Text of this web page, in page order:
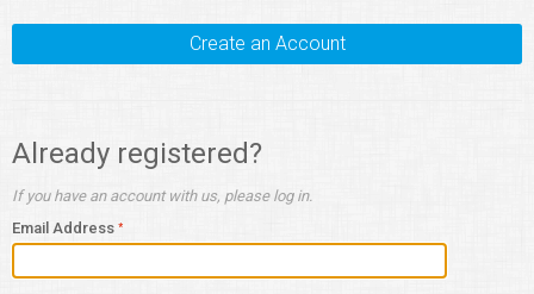
Create an Account
Already registered?
If you have an account with us, please log in.
Email Address